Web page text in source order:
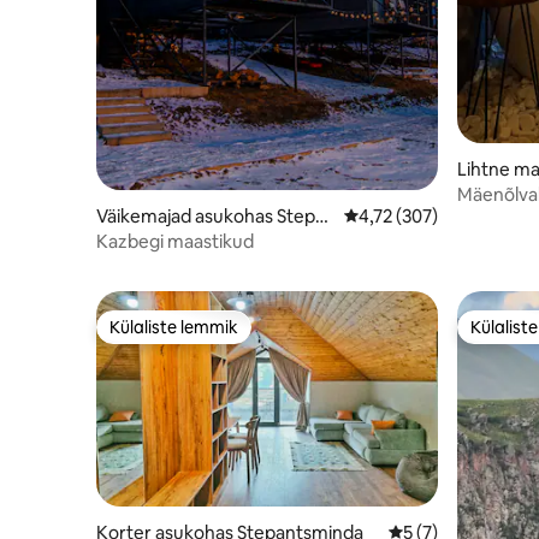
Väikemajad asukohas Stepa
ntsminda
Keskmine hinnang
4,72 (307)
Kazbegi maastikud
Lihtne
minda
Külaliste lemmik
Külaliste lemmik
Korter asukohas Stepantsminda Keskmine
5 (7)